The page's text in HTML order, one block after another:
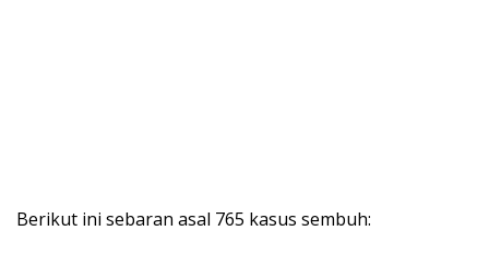
Berikut ini sebaran asal 765 kasus sembuh: